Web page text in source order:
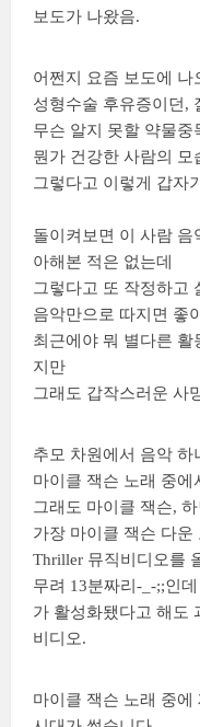
보도가 나왔음.
어쩐지 요즘 보도에 나
성형수술 후유증이던,
무슨 알지 못할 약물중
뭔가 건강한 사람의 모
그렇다고 이렇게 갑자
돌이켜보면 이 사람 음
아해본 적은 없는데
그렇다고 또 작정하고
음악만으로 따지면 좋
최근에야 뭐 별다른 활
지만
그래도 갑작스러운 사
추모 차원에서 음악 하
마이클 잭슨 노래 중
그래도 마이클 잭슨,
가장 마이클 잭슨 다운
Thriller 뮤직비디오를
무려 13분짜리-_-;;인
가 활성화됐다고 해도
비디오.
마이클 잭슨 노래 중에